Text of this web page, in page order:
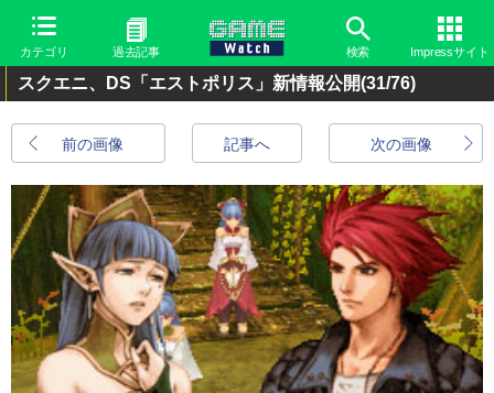
カテゴリ 過去記事 検索 Impressサイト
スクエニ、DS「エストポリス」新情報公開(31/76)
前の画像 次の画像
記事へ